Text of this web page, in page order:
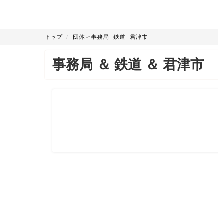
トップ 団体 > 事務局 - 鉄道 - 君津市
事務局 ＆ 鉄道 ＆ 君津市